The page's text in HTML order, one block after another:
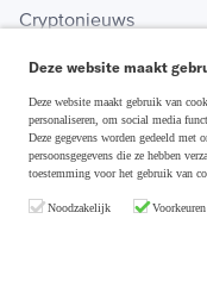
Cryptonieuws
Crypto koopgids
Investeren in crypto
Disclaimer & Privacy
Deze website maakt
Deze website maakt gebruik van
personaliseren, om social media
Deze gegevens worden gedeeld met
persoonsgegevens die ze hebben
toestemming voor het gebruik van
Noodzakelijk Voorkeuren